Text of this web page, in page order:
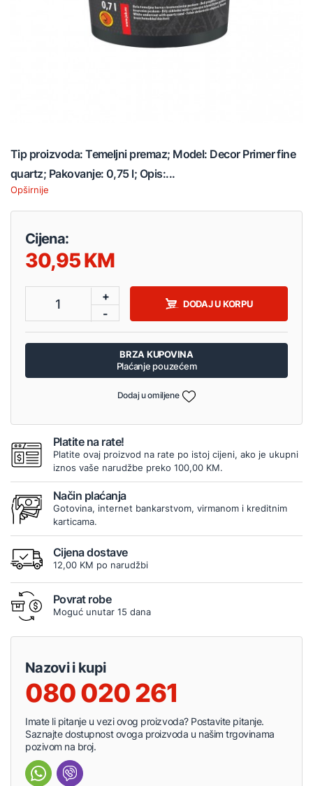
Tip proizvoda: Temeljni premaz; Model: Decor Primer fine
quartz; Pakovanje: 0,75 l; Opis:...
Opširnije
Cijena:
30,95
1
+
-
DODAJ U KORPU
BRZA KUPOVINA
Plaćanje pouzećem
Dodaj u omiljene
Platite na rate!
Platite ovaj proizvod na rate po istoj cijeni, ako je ukupni
iznos vaše narudžbe preko 100,00 KM.
Način plaćanja
Gotovina, internet bankarstvom, virmanom i kreditnim
karticama.
Cijena dostave
12,00 KM po narudžbi
Povrat robe
Moguć unutar 15 dana
Nazovi i kupi
080 020 261
Imate li pitanje u vezi ovog proizvoda? Postavite pitanje.
Saznajte dostupnost ovoga proizvoda u našim trgovinama
pozivom na broj.